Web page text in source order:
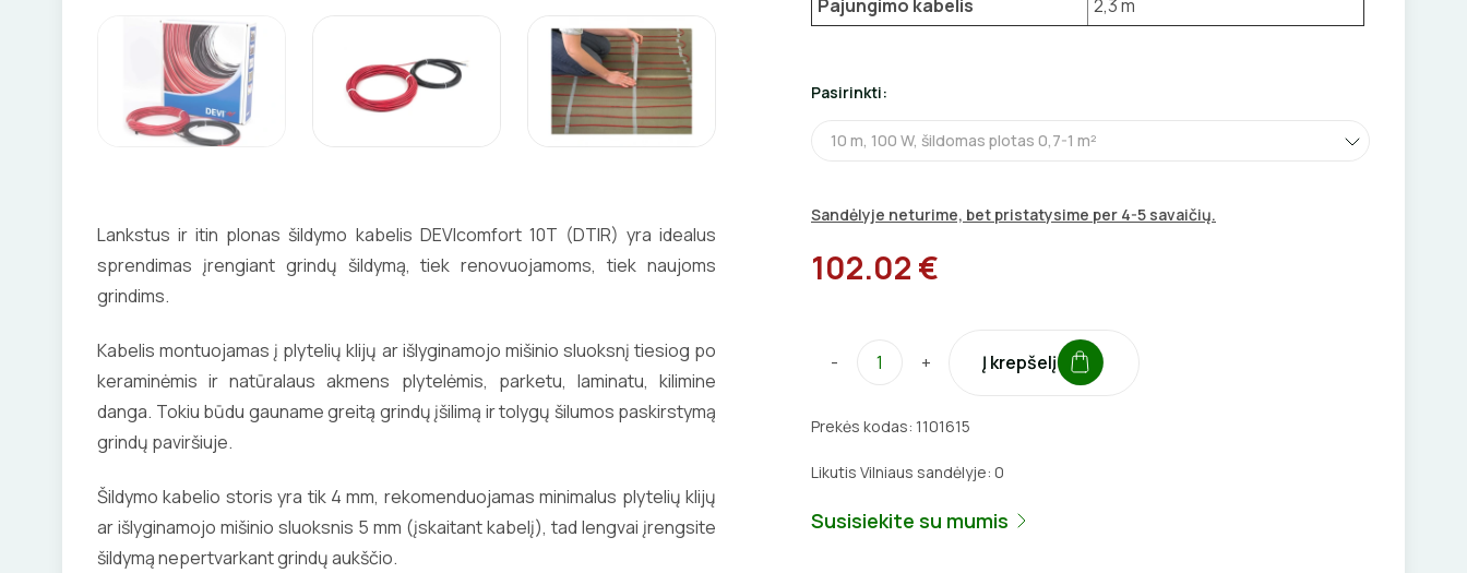
Lankstus ir itin plonas šildymo kabelis DEVIcomfort 10T (DTIR) yra idealus
sprendimas įrengiant grindų šildymą, tiek renovuojamoms, tiek naujoms
grindims.
Kabelis montuojamas į plytelių klijų ar išlyginamojo mišinio sluoksnį tiesiog po
keraminėmis ir natūralaus akmens plytelėmis, parketu, laminatu, kilimine
danga. Tokiu būdu gauname greitą grindų įšilimą ir tolygų šilumos paskirstymą
grindų paviršiuje.
Šildymo kabelio storis yra tik 4 mm, rekomenduojamas minimalus plytelių klijų
ar išlyginamojo mišinio sluoksnis 5 mm (įskaitant kabelį), tad lengvai įrengsite
šildymą nepertvarkant grindų aukščio.
Pajungimo kabelis
2,3 m
Pasirinkti:
10 m, 100 W, šildomas plotas 0,7-1 m²
Sandėlyje neturime, bet pristatysime per 4-5 savaičių.
102.02 €
- + Į krepšelį
Prekės kodas: 1101615
Likutis Vilniaus sandėlyje: 0
Susisiekite su mumis